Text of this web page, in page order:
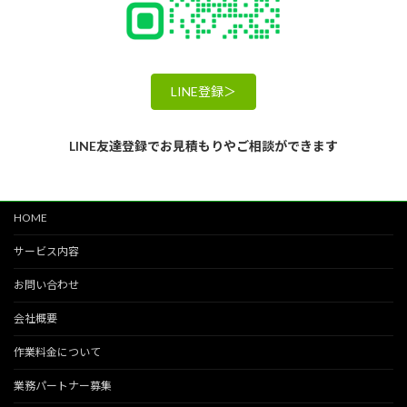
LINE登録＞
LINE友達登録でお見積もりやご相談ができます
HOME
サービス内容
お問い合わせ
会社概要
作業料金について
業務パートナー募集